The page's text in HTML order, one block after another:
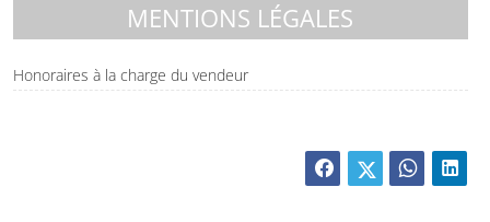
MENTIONS LÉGALES
Honoraires à la charge du vendeur